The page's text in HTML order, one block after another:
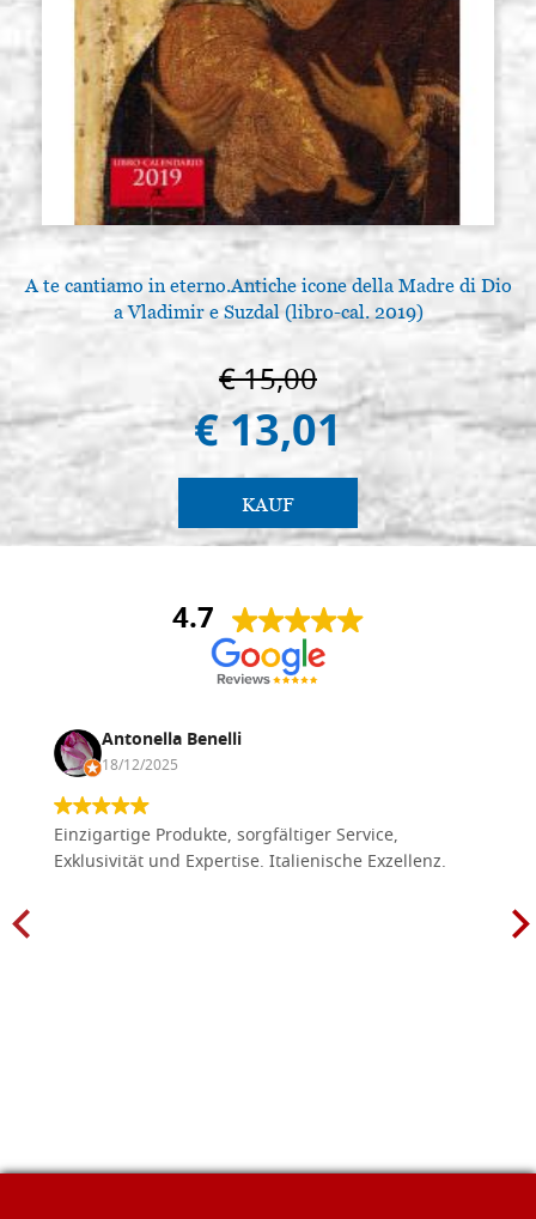
A te cantiamo in eterno.Antiche icone della Madre di Dio
a Vladimir e Suzdal (libro-cal. 2019)
€ 15,00
€ 13,01
KAUF
4.7
Antonella Benelli
18/12/2025
Einzigartige Produkte, sorgfältiger Service,
Exklusivität und Expertise. Italienische Exzellenz.